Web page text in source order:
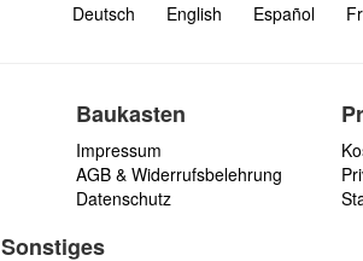
Deutsch English Español
Baukasten
Impressum
AGB & Widerrufsbelehrung
Datenschutz
Sonstiges